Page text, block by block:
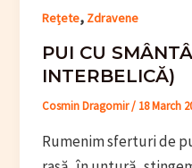
Rețete, Zdravene
PUI CU
INTERBELICĂ)
Cosmin Dragomir/ 18 March
Rumenim sferturi de